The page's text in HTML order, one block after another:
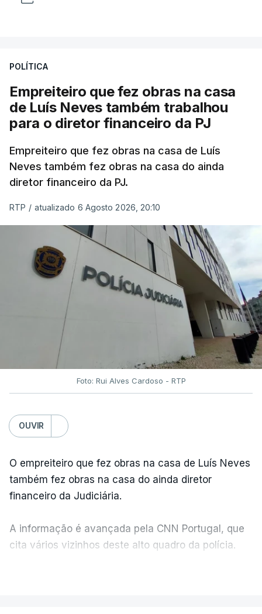
POLÍTICA
Empreiteiro que fez obras na casa
de Luís Neves também trabalhou
para o diretor financeiro da PJ
Empreiteiro que fez obras na casa de Luís
Neves também fez obras na casa do ainda
diretor financeiro da PJ.
RTP / atualizado 6 Agosto 2026, 20:10
Foto: Rui Alves Cardoso - RTP
OUVIR
O empreiteiro que fez obras na casa de Luís Neves
também fez obras na casa do ainda diretor
financeiro da Judiciária.
A informação é avançada pela CNN Portugal, que
cita vários vizinhos deste alto quadro da polícia.